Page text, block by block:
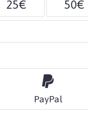
25€ 50€
PayPal